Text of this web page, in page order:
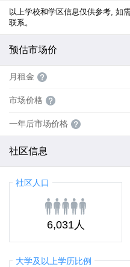
以上学校和学区信息仅供参考, 如
联系。
预估市场价
月租金
市场价格
一年后市场价格
社区信息
社区人口
6,031人
大学及以上学历比例